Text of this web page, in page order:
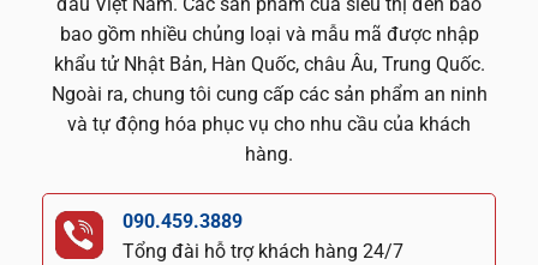
bao gồm nhiều chủng loại và mẫu mã được nhập
khẩu tử Nhật Bản, Hàn Quốc, châu Âu, Trung Quốc.
Ngoài ra, chung tôi cung cấp các sản phẩm an ninh
và tự động hóa phục vụ cho nhu cầu của khách
hàng.
090.459.3889
Tổng đài hỗ trợ khách hàng 24/7